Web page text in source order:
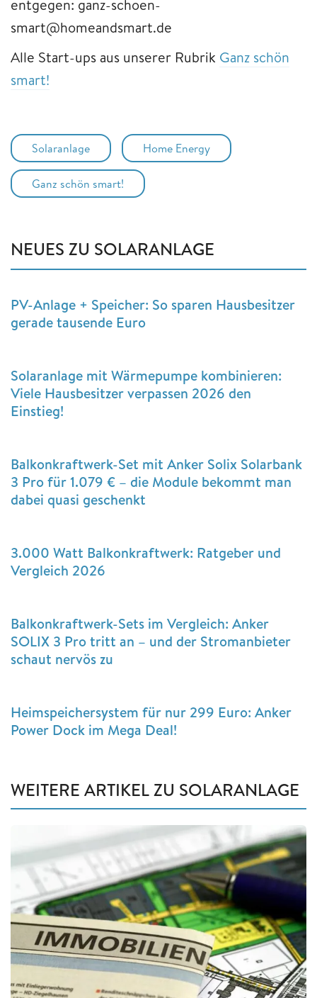
entgegen: ganz-schoen-
smart@homeandsmart.de​​​​​​​
Alle Start-ups aus unserer Rubrik Ganz schön
smart!
Solaranlage Home Energy
Ganz schön smart!
NEUES ZU SOLARANLAGE
PV-Anlage + Speicher: So sparen Hausbesitzer
gerade tausende Euro
Solaranlage mit Wärmepumpe kombinieren:
Viele Hausbesitzer verpassen 2026 den
Einstieg!
Balkonkraftwerk-Set mit Anker Solix Solarbank
3 Pro für 1.079 € – die Module bekommt man
dabei quasi geschenkt
3.000 Watt Balkonkraftwerk: Ratgeber und
Vergleich 2026
Balkonkraftwerk-Sets im Vergleich: Anker
SOLIX 3 Pro tritt an – und der Stromanbieter
schaut nervös zu
Heimspeichersystem für nur 299 Euro: Anker
Power Dock im Mega Deal!
WEITERE ARTIKEL ZU SOLARANLAGE